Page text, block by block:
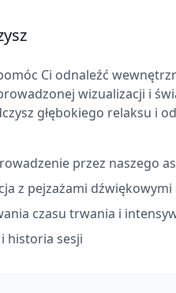
Ci odnaleźć
wizualizacji i
głębokiego relaksu i
przez naszego
z pejzażami dźwiękowymi
czasu trwania i
historia sesji